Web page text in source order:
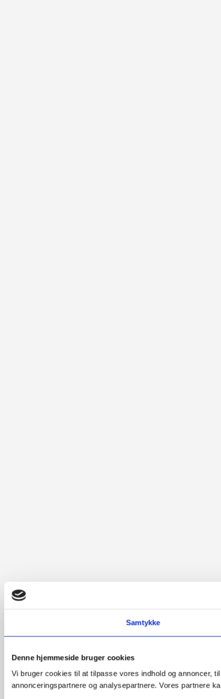
Samtykke
Denne hjemmeside bruger cookies
Vi bruger cookies til at tilpasse vores indhold og annoncer,
annonceringspartnere og analysepartnere. Vores partnere